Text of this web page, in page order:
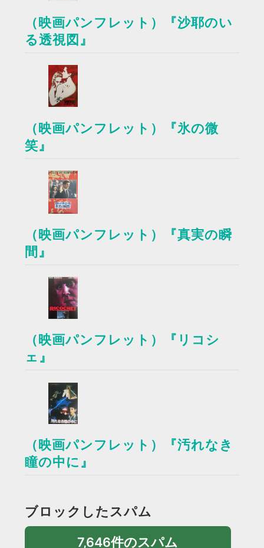
（映画パンフレット）『沙耶のい
る透視図』
（映画パンフレット）『氷の微
笑』
（映画パンフレット）『真実の瞬
間』
（映画パンフレット）『リコシ
ェ』
（映画パンフレット）『汚れなき
瞳の中に』
ブロックしたスパム
7,646件のスパム